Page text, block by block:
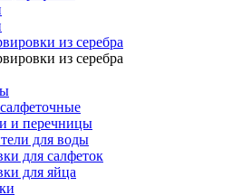
из серебра
из серебра
и перечницы
для воды
для салфеток
для яйца